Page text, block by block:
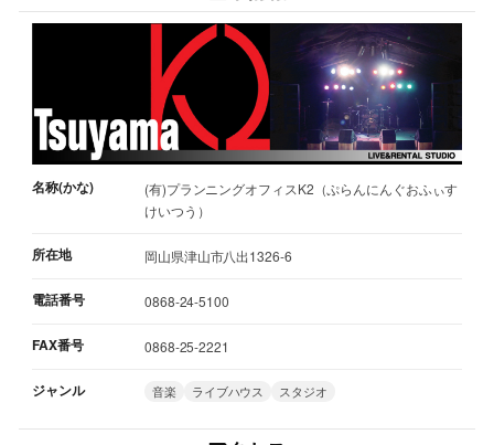
名称(かな)
(有)プランニングオフィスK2（ぷらんにんぐおふぃす
けいつう）
所在地 岡山県津山市八出1326-6
電話番号 0868-24-5100
FAX番号 0868-25-2221
ジャンル 音楽 ライブハウス スタジオ